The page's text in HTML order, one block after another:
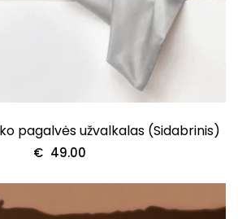
pagalvės užvalkalas (Sidabrinis)
€ 49.00